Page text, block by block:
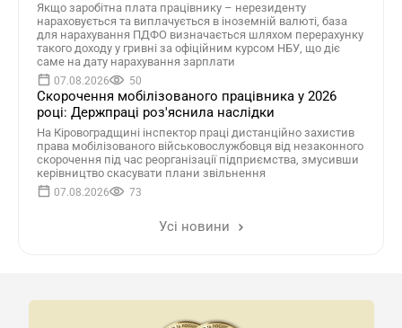
Якщо заробітна плата працівнику – нерезиденту
нараховується та виплачується в іноземній валюті, база
для нарахування ПДФО визначається шляхом перерахунку
такого доходу у гривні за офіційним курсом НБУ, що діє
саме на дату нарахування зарплати
07.08.2026 50
Скорочення мобілізованого працівника у 2026
році: Держпраці роз'яснила наслідки
На Кіровоградщині інспектор праці дистанційно захистив
права мобілізованого військовослужбовця від незаконного
скорочення під час реорганізації підприємства, змусивши
керівництво скасувати плани звільнення
07.08.2026 73
Усі новини